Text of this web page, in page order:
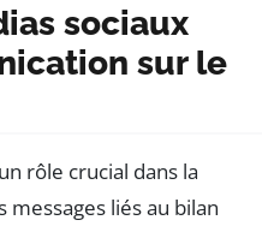
sociaux
sur le
rôle crucial dans la
liés au bilan